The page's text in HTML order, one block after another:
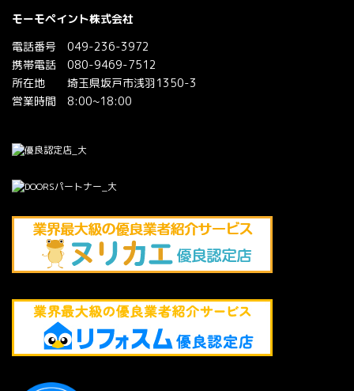
モーモペイント株式会社
電話番号 049-236-3972
携帯電話 080-9469-7512
所在地 埼玉県坂戸市浅羽1350-3
営業時間 8:00~18:00